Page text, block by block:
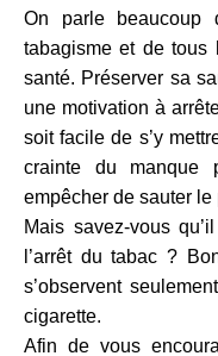
On parle beaucoup
tabagisme et de tous
santé. Préserver sa
une motivation à
soit facile de s’y
crainte du manque
empêcher de sauter le
Mais savez-vous
l’arrêt du tabac ?
s’observent
cigarette.
Afin de vous